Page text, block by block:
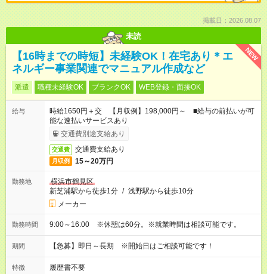
掲載日：2026.08.07
未読
NEW
【16時までの時短】未経験OK！在宅あり＊エ
ネルギー事業関連でマニュアル作成など
派遣 職種未経験OK ブランクOK WEB登録・面接OK
給与
時給1650円＋交 【月収例】198,000円～ ■給与の前払いが可
能な速払いサービスあり
交通費別途支給あり
交通費 交通費支給あり
月収例 15～20万円
勤務地
横浜市鶴見区
新芝浦駅から徒歩1分 / 浅野駅から徒歩10分
メーカー
勤務時間 9:00～16:00 ※休憩は60分。※就業時間は相談可能です。
期間 【急募】即日～長期 ※開始日はご相談可能です！
特徴 履歴書不要